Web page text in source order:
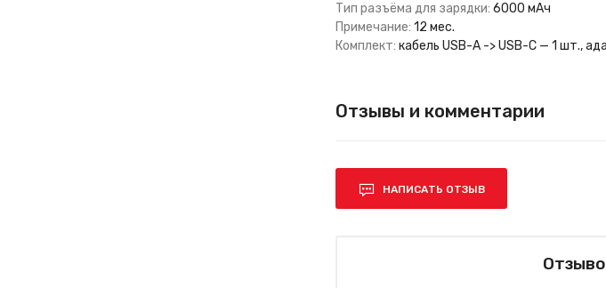
Тип разъёма для зарядки: 6000 мАч
Примечание: 12 мес.
Комплект: кабель USB-A -> USB-C — 1 шт.,
Отзывы и комментарии
НАПИСАТЬ ОТЗЫВ